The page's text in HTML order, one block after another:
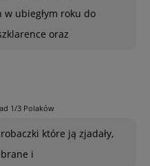
ubiegłym roku do
oraz
1/3 Polaków
które ją zjadały,
i